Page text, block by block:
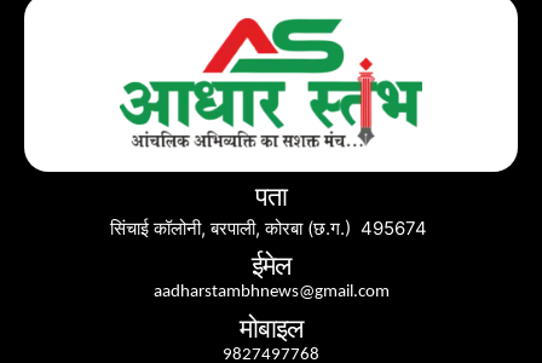
पता
सिंचाई कॉलोनी, बरपाली, कोरबा (छ.ग.) 495674
ईमेल
aadharstambhnews@gmail.com
मोबाइल
9827497768